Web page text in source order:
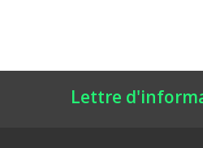
Lettre